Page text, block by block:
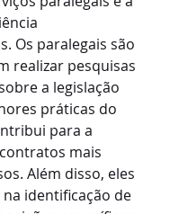
Os paralegais são
realizar pesquisas
a legislação
práticas do
para a
mais
Além disso, eles
identificação de